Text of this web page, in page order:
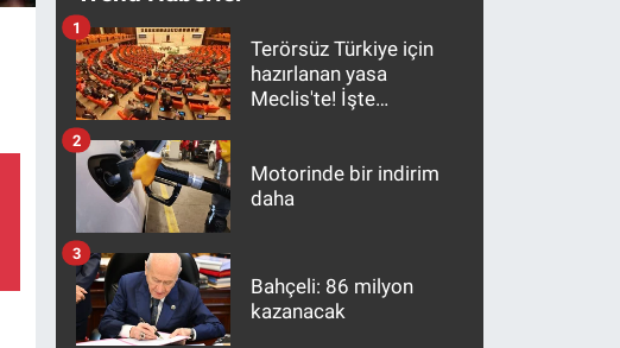
Terörsüz Türkiye için
hazırlanan yasa
Meclis'te! İşte
1
Motorinde bir indirim
daha
2
Bahçeli: 86 milyon
kazanacak
3